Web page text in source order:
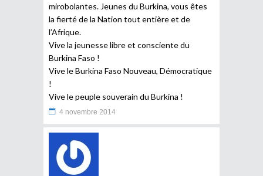
mirobolantes. Jeunes du Burkina, vous êtes
la fierté de la Nation tout entière et de
l’Afrique.
Vive la jeunesse libre et consciente du
Burkina Faso !
Vive le Burkina Faso Nouveau, Démocratique
!
Vive le peuple souverain du Burkina !
4 novembre 2014